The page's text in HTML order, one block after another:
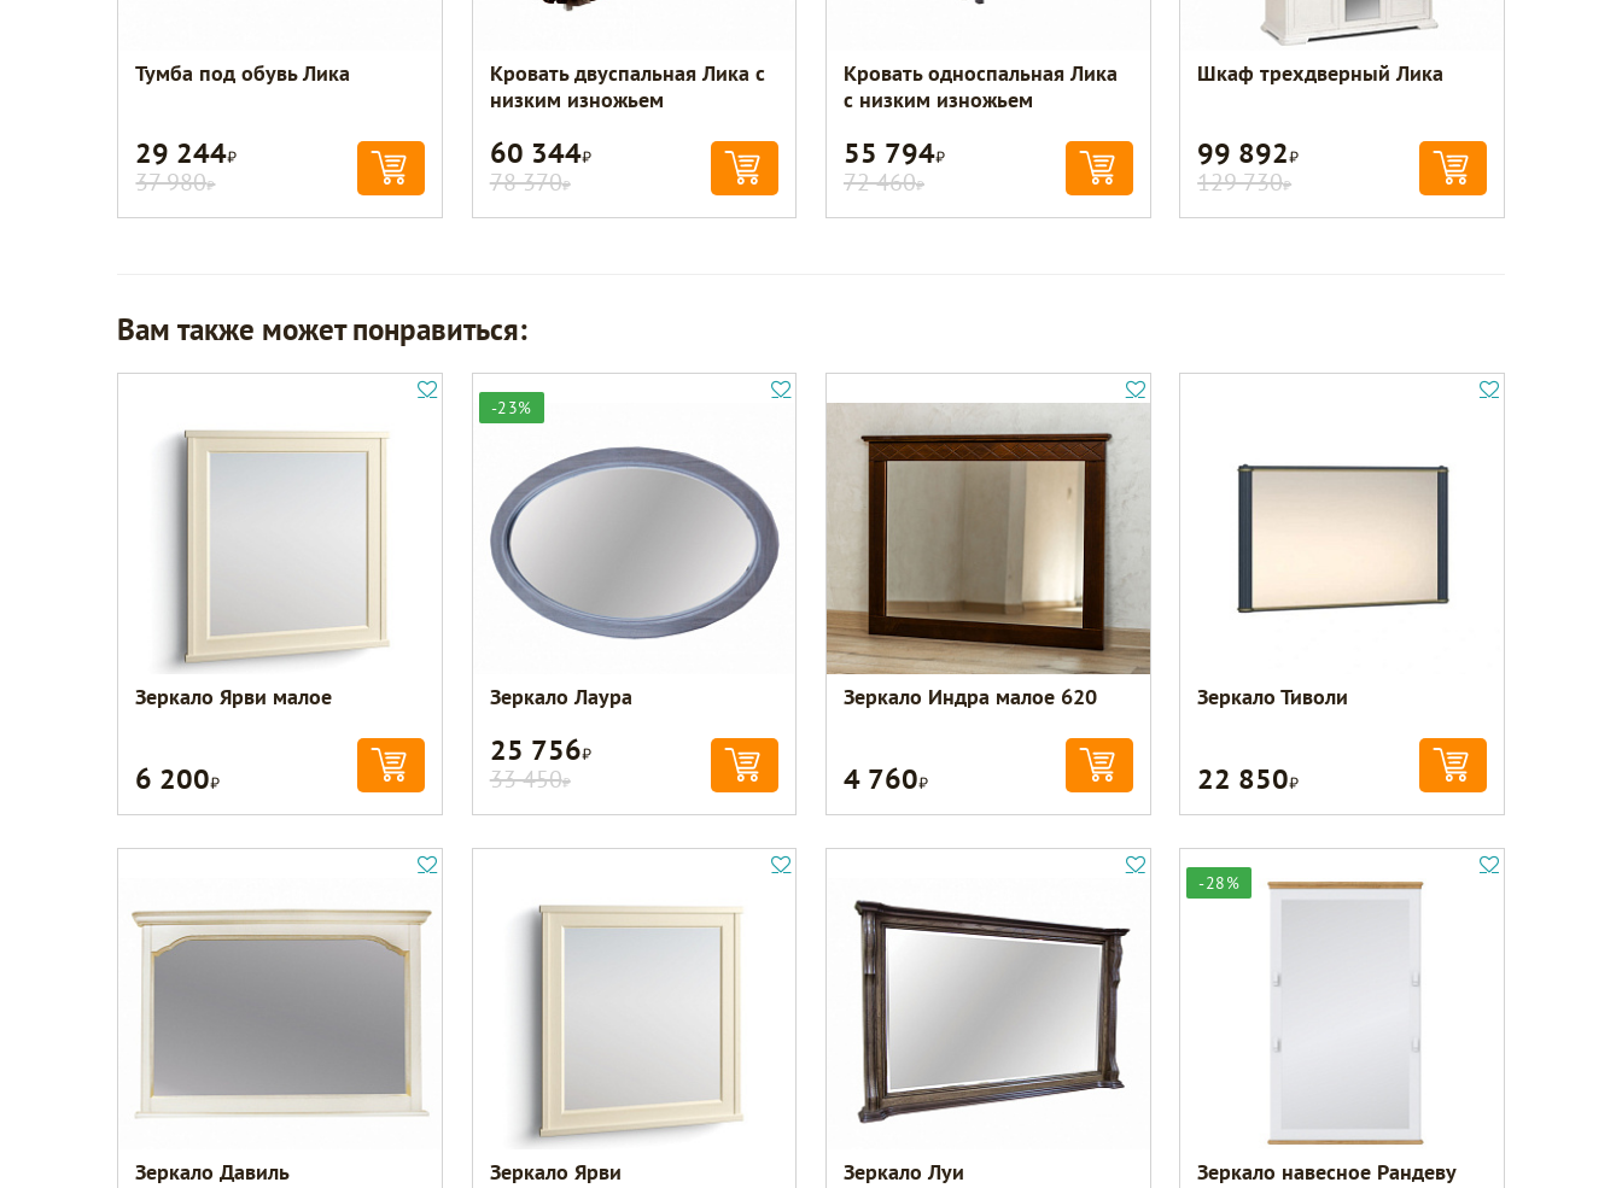
Тумба под обувь Лика
29 244Р
37 980Р
Кровать двуспальная Лика с
низким изножьем
60 344Р
78 370Р
Кровать односпальная Лика
с низким изножьем
55 794Р
72 460Р
Шкаф трехдверный Лика
99 892Р
129 730Р
Вам также может понравиться:
Зеркало Ярви малое
6 200Р
-23%
Зеркало Лаура
25 756Р
33 450Р
Зеркало Индра малое 620
4 760Р
Зеркало Тиволи
22 850Р
Зеркало Давиль Зеркало Ярви Зеркало Луи
-28%
Зеркало навесное Рандеву